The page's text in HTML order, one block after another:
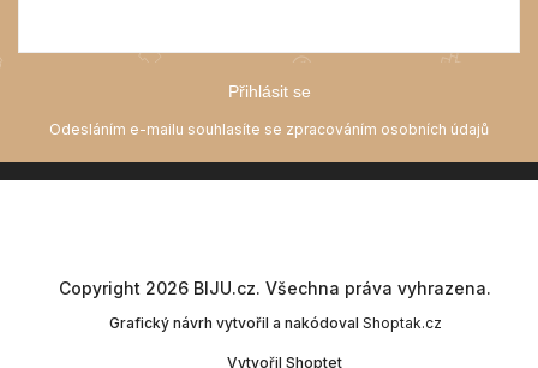
Přihlásit se
Vytvořil Shoptet
Copyright 2026 BIJU.cz. Všechna práva vyhrazena.
Grafický návrh vytvořil a nakódoval Shoptak.cz